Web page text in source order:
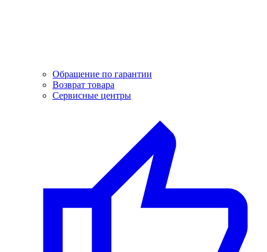
Обращение по гарантии
Возврат товара
Сервисные центры